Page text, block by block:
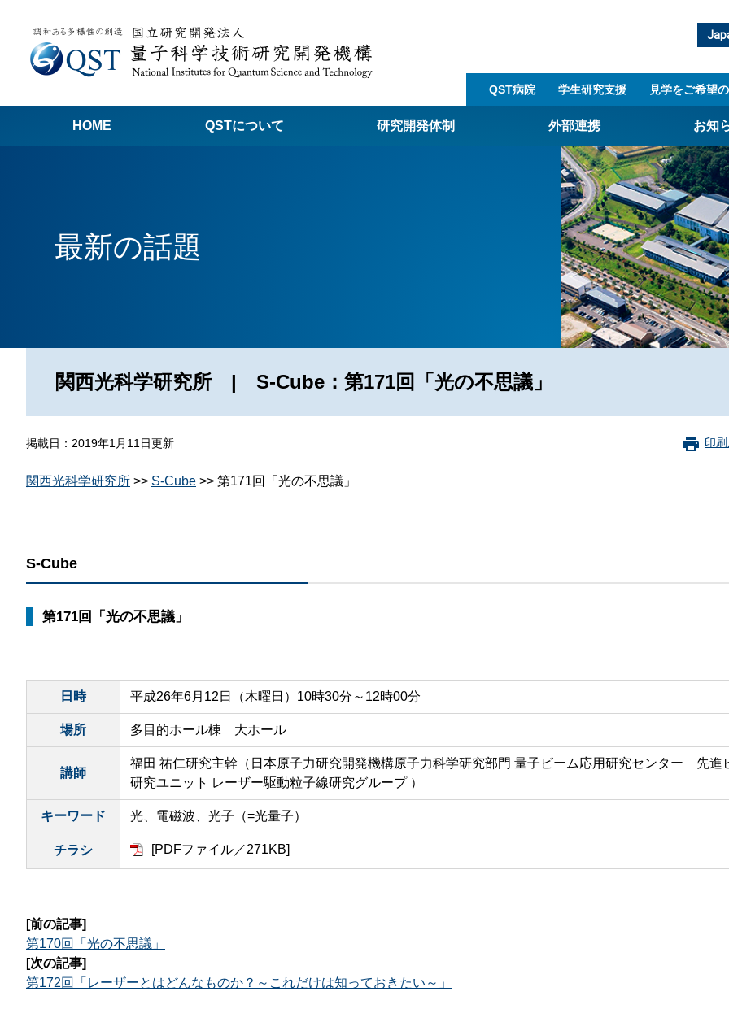
QST病院 学生研究支援​ 見学をご希望
HOME QSTについて
量子科学技術でつくる私たちの未来
研究開発体制 外部連携
アライアンス事業
SIP第3期「先進的量子技術基盤の社会課題
進」
BRIDGE量子関連施策
お知
最新の話題
関西光科学研究所 | S-Cube：第171回「光の不思議」
掲載日：2019年1月11日更新 印
関西光科学研究所 >> S-Cube >> 第171回「光の不思議」
S-Cube
第171回「光の不思議」
日時 平成26年6月12日（木曜日）10時30分～12時00分
場所 多目的ホール棟 大ホール
講師
福田 祐仁研究主幹（日本原子力研究開発機構原子力科学研究部門 量子ビーム応用研究センター 先進
研究ユニット レーザー駆動粒子線研究グループ ）
キーワード 光、電磁波、光子（=光量子）
チラシ [PDFファイル／271KB]
[前の記事]
第170回「光の不思議」
[次の記事]
第172回「レーザーとはどんなものか？～これだけは知っておきたい～」